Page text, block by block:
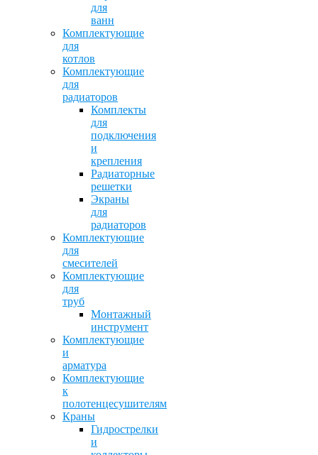
для
ванн
Комплектующие
для
котлов
Комплектующие
для
радиаторов
Комплекты
для
подключения
и
крепления
Радиаторные
решетки
Экраны
для
радиаторов
Комплектующие
для
смесителей
Комплектующие
для
труб
Монтажный
инструмент
Комплектующие
и
арматура
Комплектующие
к
полотенцесушителям
Краны
Гидрострелки
и